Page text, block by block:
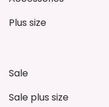
Plus size
Sale
Sale plus size